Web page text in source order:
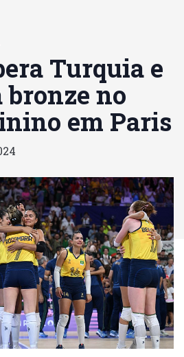
Turquia e
no
em Paris